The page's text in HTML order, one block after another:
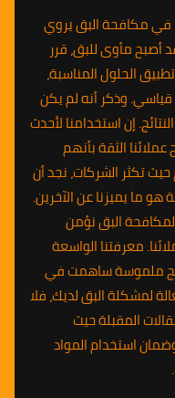
في مكافحة البق يروي
أصبح مأوى للبق، قرر
الحلول المناسبة،
وذكر أنه لم يكن
إن استخدامنا لأحدث
الثقة بأنهم
تكثر الشركات، نجد أن
هو ما يميزنا عن الآخرين.
لمكافحة البق نؤمن
معرفتنا الواسعة
ملموسة ساهمت في
لمشكلة البق لديك، فلا
المقبلة حيث
استخدام المواد